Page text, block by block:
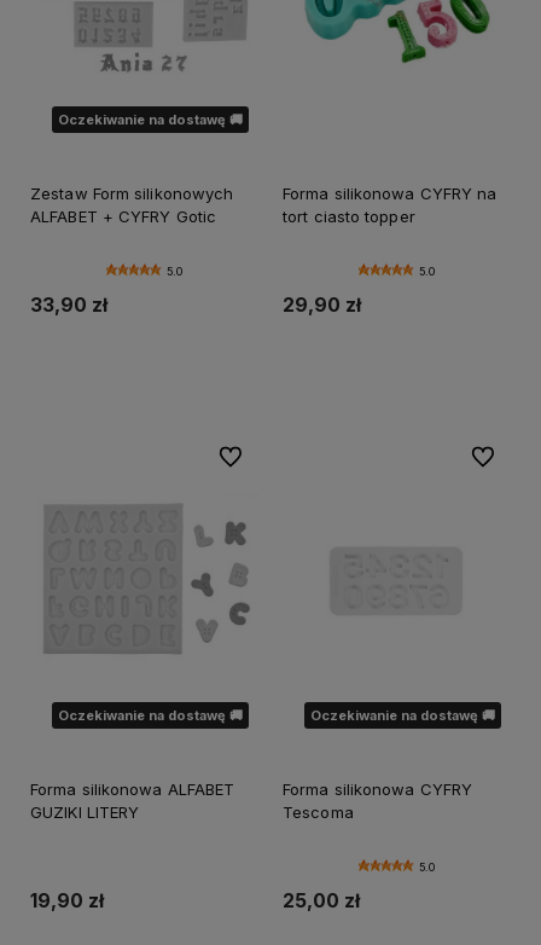
Oczekiwanie na dostawę 🚚
Zestaw Form silikonowych
ALFABET + CYFRY Gotic
5.0
33,90 zł
Forma silikonowa CYFRY na
tort ciasto topper
5.0
29,90 zł
Oczekiwanie na dostawę 🚚
Forma silikonowa ALFABET
GUZIKI LITERY
19,90 zł
Do ulubionych
Oczekiwanie na dostawę 🚚
Forma silikonowa CYFRY
Tescoma
5.0
25,00 zł
Do